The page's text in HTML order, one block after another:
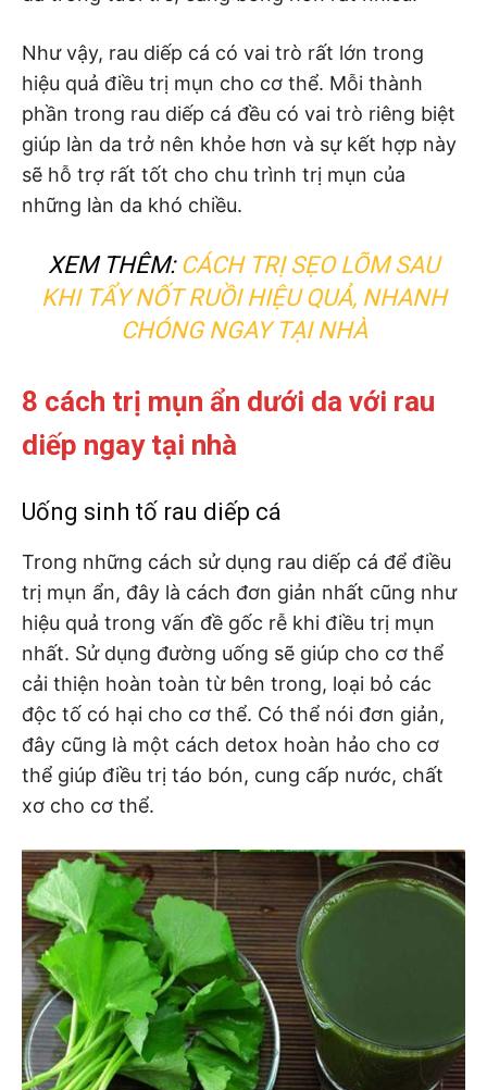
Như vậy, rau diếp cá có vai trò rất lớn trong
hiệu quả điều trị mụn cho cơ thể. Mỗi thành
phần trong rau diếp cá đều có vai trò riêng biệt
giúp làn da trở nên khỏe hơn và sự kết hợp này
sẽ hỗ trợ rất tốt cho chu trình trị mụn của
những làn da khó chiều.
XEM THÊM: CÁCH TRỊ SẸO LÕM SAU
KHI TẨY NỐT RUỒI HIỆU QUẢ, NHANH
CHÓNG NGAY TẠI NHÀ
8 cách trị mụn ẩn dưới da với rau
diếp ngay tại nhà
Uống sinh tố rau diếp cá
Trong những cách sử dụng rau diếp cá để điều
trị mụn ẩn, đây là cách đơn giản nhất cũng như
hiệu quả trong vấn đề gốc rễ khi điều trị mụn
nhất. Sử dụng đường uống sẽ giúp cho cơ thể
cải thiện hoàn toàn từ bên trong, loại bỏ các
độc tố có hại cho cơ thể. Có thể nói đơn giản,
đây cũng là một cách detox hoàn hảo cho cơ
thể giúp điều trị táo bón, cung cấp nước, chất
xơ cho cơ thể.